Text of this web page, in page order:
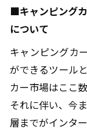
■キャンピング
について
キャンピングカ
ができるツール
カー市場はここ
それに伴い、今
層までがインタ